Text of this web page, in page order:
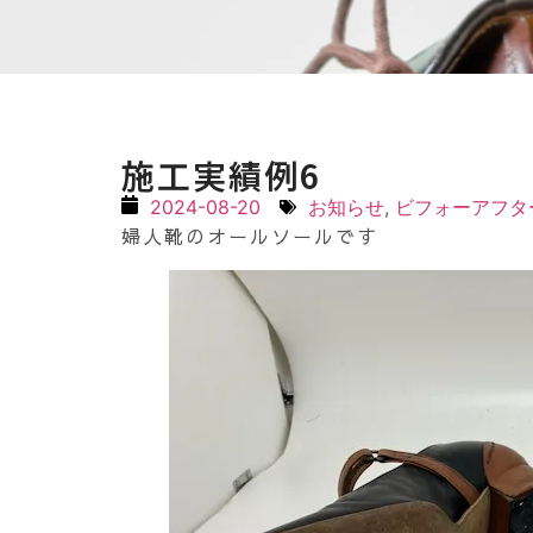
施工実績例6
2024-08-20 お知らせ, ビフォーアフタ
婦人靴のオールソールです